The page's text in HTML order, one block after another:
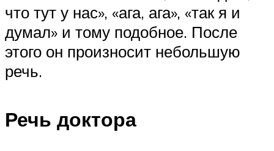
что тут у нас», «ага, ага», «так я и
думал» и тому подобное. После
этого он произносит небольшую
речь.
Речь доктора